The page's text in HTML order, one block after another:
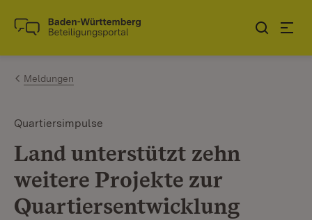
Zum Inhalt springen
Link zur Startseite
Meldungen
Quartiersimpulse
Land unterstützt zehn
weitere Projekte zur
Quartiersentwicklung